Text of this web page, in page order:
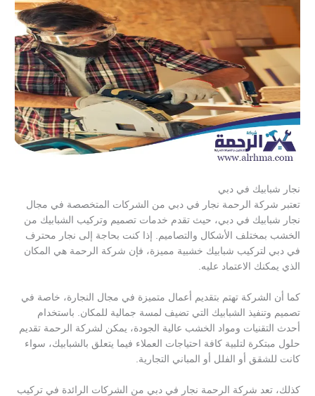
نجار شبابيك في دبي
تعتبر شركة الرحمة نجار في دبي من الشركات المتخصصة في مجال
نجار شبابيك في دبي، حيث تقدم خدمات تصميم وتركيب الشبابيك من
الخشب بمختلف الأشكال والتصاميم. إذا كنت بحاجة إلى نجار محترف
في دبي لتركيب شبابيك خشبية مميزة، فإن شركة الرحمة هي المكان
الذي يمكنك الاعتماد عليه.
كما أن الشركة تهتم بتقديم أعمال متميزة في مجال النجارة، خاصة في
تصميم وتنفيذ الشبابيك التي تضيف لمسة جمالية للمكان. باستخدام
أحدث التقنيات ومواد الخشب عالية الجودة، يمكن لشركة الرحمة تقديم
حلول مبتكرة لتلبية كافة احتياجات العملاء فيما يتعلق بالشبابيك، سواء
كانت للشقق أو الفلل أو المباني التجارية.
كذلك، تعد شركة الرحمة نجار في دبي من الشركات الرائدة في تركيب